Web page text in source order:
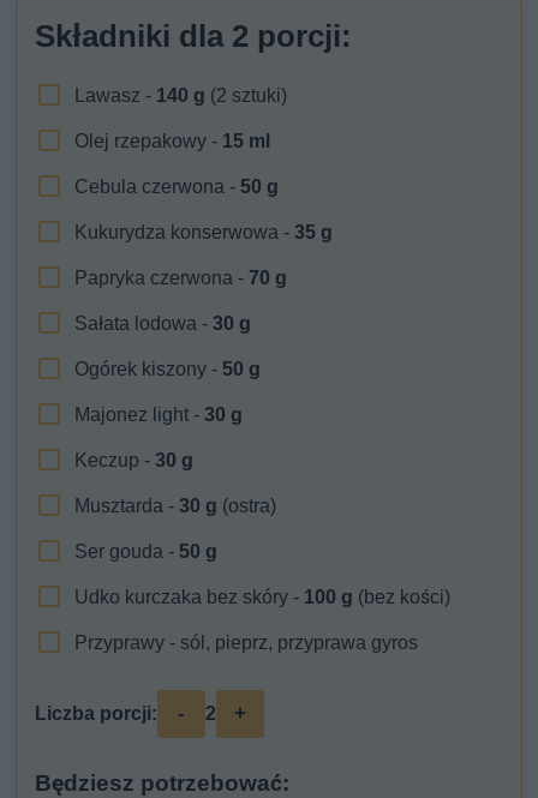
Składniki dla 2 porcji:
Lawasz - 140 g (2 sztuki)
Olej rzepakowy - 15 ml
Cebula czerwona - 50 g
Kukurydza konserwowa -35 g
Papryka czerwona - 70 g
Sałata lodowa -30 g
Ogórek kiszony - 50 g
Majonez light -30 g
Keczup -30 g
Musztarda -30 g (ostra)
Ser gouda - 50 g
Udko kurczaka bez skóry - 100 g (bez kości)
Przyprawy - sól, pieprz, przyprawa gyros
Liczba porcji: - 2 +
Będziesz potrzebować: